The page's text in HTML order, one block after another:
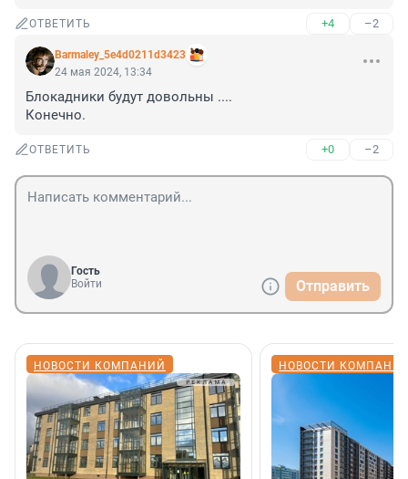
ОТВЕТИТЬ +4 –2
Barmaley_5e4d0211d3423
24 мая 2024, 13:34
Блокадники будут довольны ....
Конечно.
ОТВЕТИТЬ +0 –2
Гость
Войти
Отправить
НОВОСТИ КОМПАНИЙ НОВОСТИ